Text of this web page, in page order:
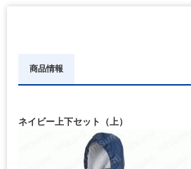
商品情報
ネイビー上下セット（上）